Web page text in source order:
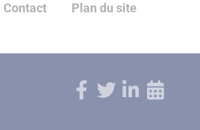
Contact Plan du site